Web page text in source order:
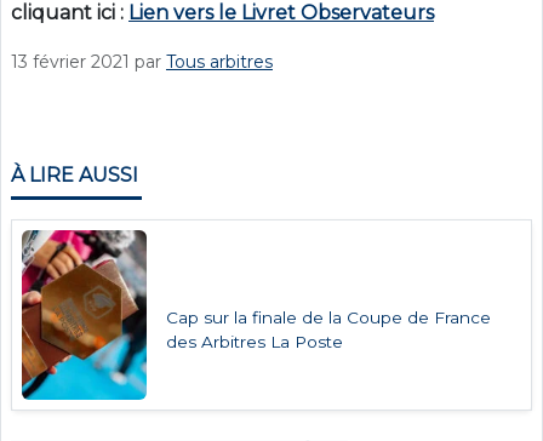
cliquant ici : Lien vers le Livret Observateurs
13 février 2021 par Tous arbitres
À LIRE AUSSI
Cap sur la finale de la Coupe de France
des Arbitres La Poste